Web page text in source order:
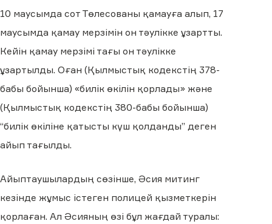
10 маусымда сот Төлесованы қамауға алып, 17
маусымда қамау мерзімін он тәулікке ұзартты.
Кейін қамау мерзімі тағы он тәулікке
ұзартылды. Оған (Қылмыстық кодекстің 378-
бабы бойынша) «билік өкілін қорлады» және
(Қылмыстық кодекстің 380-бабы бойынша)
“билік өкіліне қатысты күш қолданды” деген
айып тағылды.
Айыптаушылардың сөзінше, Әсия митинг
кезінде жұмыс істеген полицей қызметкерін
қорлаған. Ал Әсияның өзі бұл жағдай туралы: